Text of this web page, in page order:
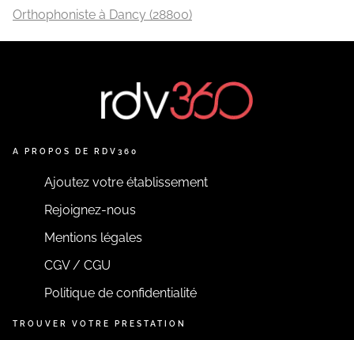
Orthophoniste à Dancy (28800)
A PROPOS DE RDV360
Ajoutez votre établissement
Rejoignez-nous
Mentions légales
CGV / CGU
Politique de confidentialité
TROUVER VOTRE PRESTATION